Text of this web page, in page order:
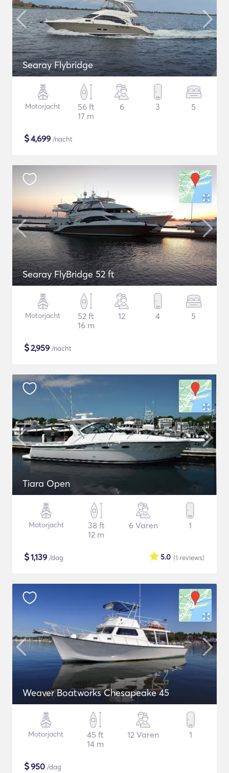
Searay Flybridge
Motorjacht
56 ft
17 m
6 3 5
$4,699 /nacht
Searay FlyBridge 52 ft
Motorjacht
52 ft
16 m
12 4 5
$2,959 /nacht
Tiara Open
Motorjacht
38 ft
12 m
6 Varen 1
$1,139 /dag (1 reviews)
5.0
Weaver Boatworks Chesapeake 45
Motorjacht
45 ft
14 m
12 Varen 1
$950 /dag